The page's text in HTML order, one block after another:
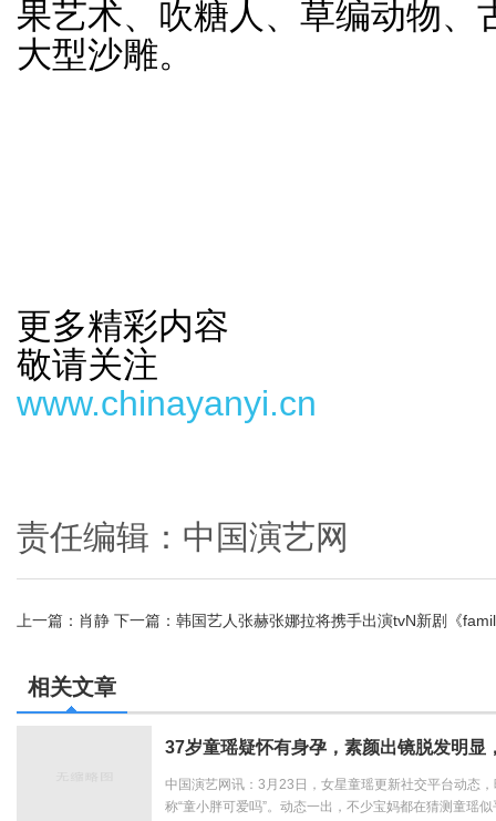
果艺术、吹糖人、草编动物、
大型沙雕。
更多精彩内容
敬请关注
www.chinayanyi.cn
责任编辑：中国演艺网
上一篇： 肖静 下一篇： 韩国艺人张赫张娜拉将携手出演tvN新剧《
相关文章
37岁童瑶疑怀有身孕，素颜出镜脱发明显
中国演艺网讯：3月23日，女星童瑶更新社交平台动态
称“童小胖可爱吗”。动态一出，不少宝妈都在猜测童瑶